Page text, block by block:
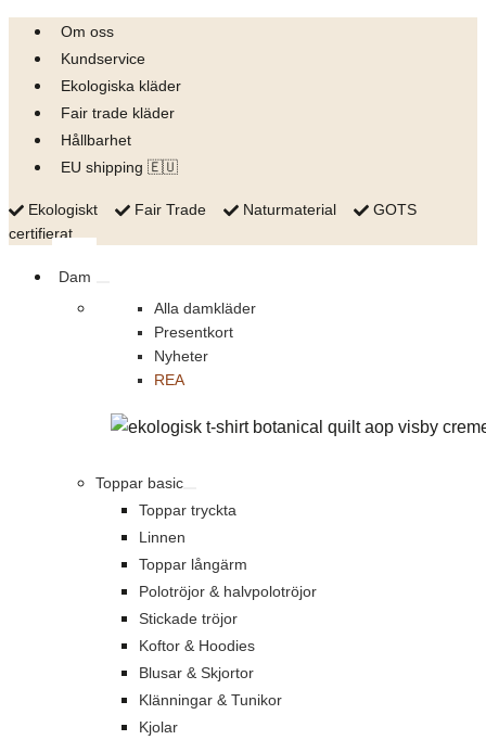
Skip
content
Om oss
Kundservice
Ekologiska kläder
Fair trade kläder
Hållbarhet
EU shipping 🇪🇺
Ekologiskt Fair Trade Naturmaterial
GOTS
certifierat
Dam
Alla damkläder
Presentkort
Nyheter
REA
Toppar basic
Toppar tryckta
Linnen
Toppar långärm
Polotröjor & halvpolotröjor
Stickade tröjor
Koftor & Hoodies
Blusar & Skjortor
Klänningar & Tunikor
Kjolar